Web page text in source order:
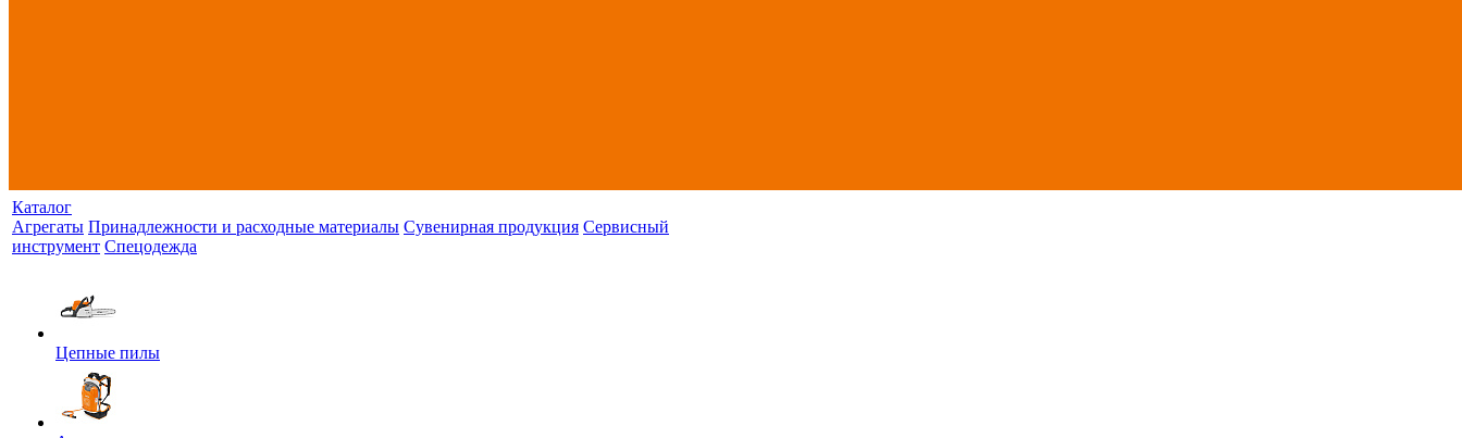
Каталог
Агрегаты Принадлежности и расходные материалы Сувенирная продукция Сервисный
инструмент Спецодежда
Цепные пилы